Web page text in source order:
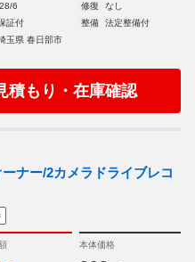
6 修復
なし
証付 整備
法定整備付
玉県 春日部市
積もり・在庫確認
ナー/2カメラドライブレコ
本体価格